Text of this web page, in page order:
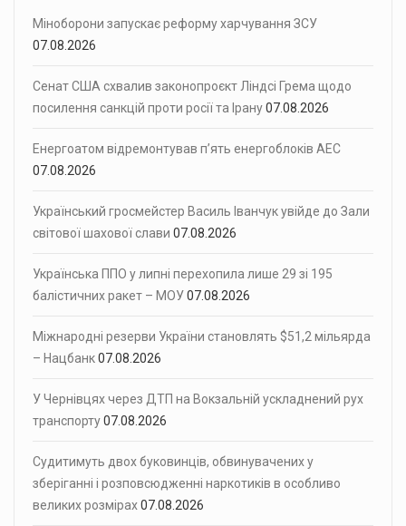
Міноборони запускає реформу харчування ЗСУ
07.08.2026
Сенат США схвалив законопроєкт Ліндсі Грема щодо
посилення санкцій проти росії та Ірану07.08.2026
Енергоатом відремонтував п’ять енергоблоків АЕС
07.08.2026
Український гросмейстер Василь Іванчук увійде до Зали
світової шахової слави 07.08.2026
Українська ППО у липні перехопила лише 29 зі 195
балістичних ракет – МОУ07.08.2026
Міжнародні резерви України становлять $51,2 мільярда
– Нацбанк07.08.2026
У Чернівцях через ДТП на Вокзальній ускладнений рух
транспорту07.08.2026
Судитимуть двох буковинців, обвинувачених у
зберіганні і розповсюдженні наркотиків в особливо
великих розмірах07.08.2026